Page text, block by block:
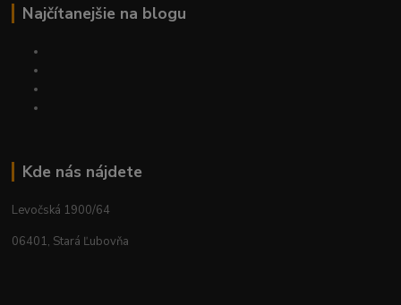
Najčítanejšie na blogu
Kde nás nájdete
Levočská 1900/64
06401, Stará Ľubovňa